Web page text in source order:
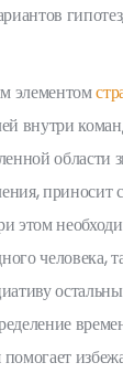
элементом
внутри
области
приносит
этом
человека,